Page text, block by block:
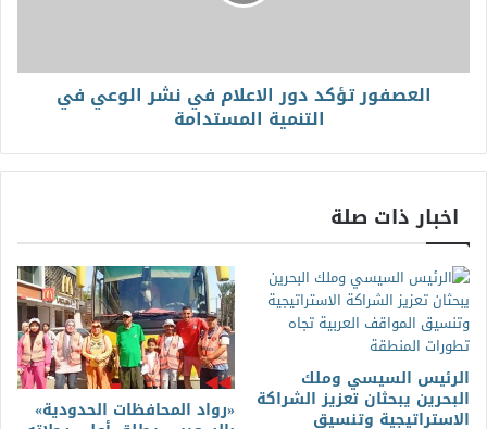
العصفور تؤكد دور الاعلام في نشر الوعي في
التنمية المستدامة
اخبار ذات صلة
الرئيس السيسي وملك
البحرين يبحثان تعزيز الشراكة
الاستراتيجية وتنسيق «رواد المحافظات الحدودية»